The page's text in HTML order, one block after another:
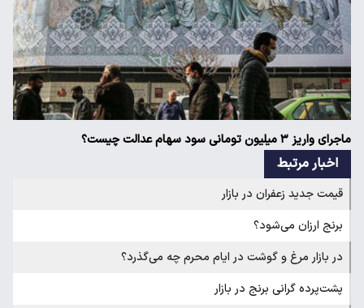
ماجرای واریز ۳ میلیون تومانی سود سهام عدالت چیست؟
اخبار مرتبط
قیمت جدید زعفران در بازار
برنج ارزان می‌شود؟
در بازار مرغ و گوشت در ایام محرم چه می‌گذرد؟
پشت‌پرده گرانی برنج در بازار